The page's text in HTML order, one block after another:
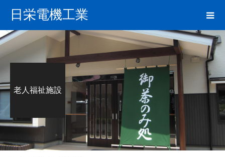
日栄電機工業
老人福祉施設